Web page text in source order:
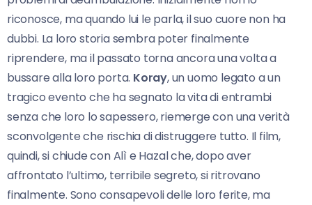
riconosce, ma quando lui le parla, il suo cuore non ha
dubbi. La loro storia sembra poter finalmente
riprendere, ma il passato torna ancora una volta a
bussare alla loro porta. Koray, un uomo legato a un
tragico evento che ha segnato la vita di entrambi
senza che loro lo sapessero, riemerge con una verità
sconvolgente che rischia di distruggere tutto. Il film,
quindi, si chiude con Alì e Hazal che, dopo aver
affrontato l’ultimo, terribile segreto, si ritrovano
finalmente. Sono consapevoli delle loro ferite, ma